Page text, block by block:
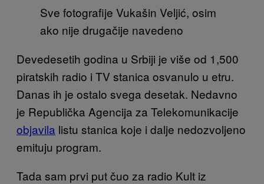
Sve fotografije Vukašin Veljić, osim
ako nije drugačije navedeno
Devedesetih godina u Srbiji je više od 1,500
piratskih radio i TV stanica osvanulo u etru.
Danas ih je ostalo svega desetak. Nedavno
je Republička Agencija za Telekomunikacije
objavila listu stanica koje i dalje nedozvoljeno
emituju program.
Tada sam prvi put čuo za radio Kult iz